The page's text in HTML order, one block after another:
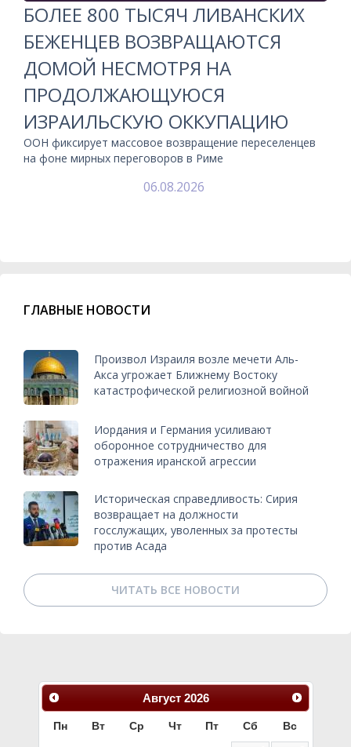
БОЛЕЕ 800 ТЫСЯЧ ЛИВАНСКИХ
БЕЖЕНЦЕВ ВОЗВРАЩАЮТСЯ
ДОМОЙ НЕСМОТРЯ НА
ПРОДОЛЖАЮЩУЮСЯ
ИЗРАИЛЬСКУЮ ОККУПАЦИЮ
ООН фиксирует массовое возвращение переселенцев
на фоне мирных переговоров в Риме
06.08.2026
ГЛАВНЫЕ НОВОСТИ
Произвол Израиля возле мечети Аль-
Акса угрожает Ближнему Востоку
катастрофической религиозной войной
Иордания и Германия усиливают
оборонное сотрудничество для
отражения иранской агрессии
Историческая справедливость: Сирия
возвращает на должности
госслужащих, уволенных за протесты
против Асада
ЧИТАТЬ ВСЕ НОВОСТИ
Август 2026
Пн Вт Ср Чт Пт Сб Вс